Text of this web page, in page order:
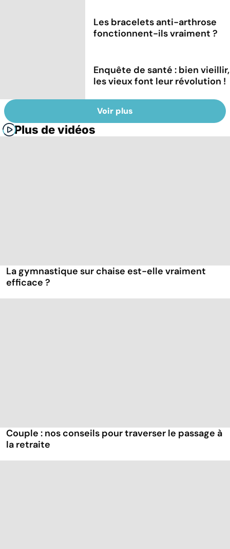
Les bracelets anti-arthrose
fonctionnent-ils vraiment ?
Enquête de santé : bien vieillir,
les vieux font leur révolution !
Voir plus
Plus de vidéos
La gymnastique sur chaise est-elle vraiment
efficace ?
Couple : nos conseils pour traverser le passage à
la retraite